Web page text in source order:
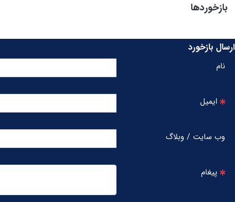
بازخوردها
ارسال بازخورد
نام
ایمیل
وب سایت / وبلاگ
پیغام